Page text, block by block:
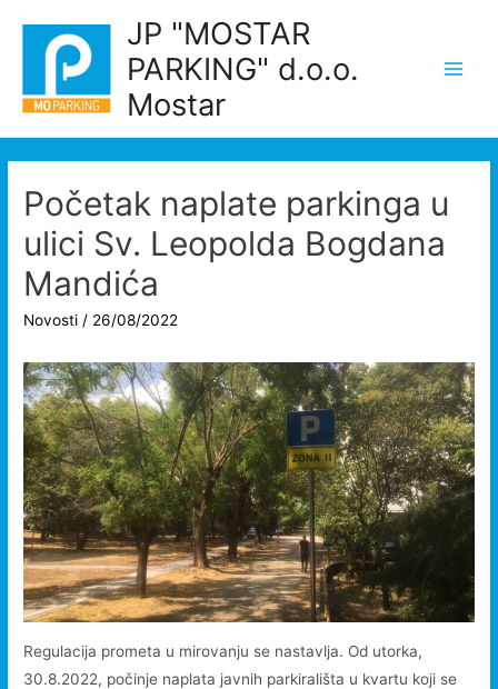
JP "MOSTAR
PARKING" d.o.o.
Mostar
Početak naplate parkinga u
ulici Sv. Leopolda Bogdana
Mandića
Novosti / 26/08/2022
Regulacija prometa u mirovanju se nastavlja. Od utorka,
30.8.2022, počinje naplata javnih parkirališta u kvartu koji se